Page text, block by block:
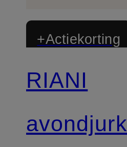
+Actiekorting
RIANI
avondjurk